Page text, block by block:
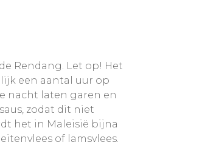
Rendang. Let op! Het
een aantal uur op
nacht laten garen en
zodat dit niet
het in Maleisië bijna
of lamsvlees.